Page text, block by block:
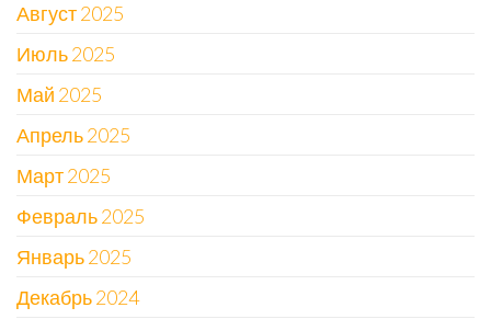
Август 2025
Июль 2025
Май 2025
Апрель 2025
Март 2025
Февраль 2025
Январь 2025
Декабрь 2024